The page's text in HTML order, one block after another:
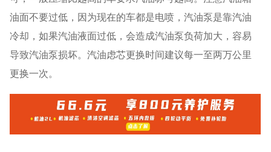
油面不要过低，因为现在的车都是电喷，汽油泵是靠汽油
冷却，如果汽油液面过低，会造成汽油泵负荷加大，容易
导致汽油泵损坏。汽油虑芯更换时间建议每一至两万公里
更换一次。